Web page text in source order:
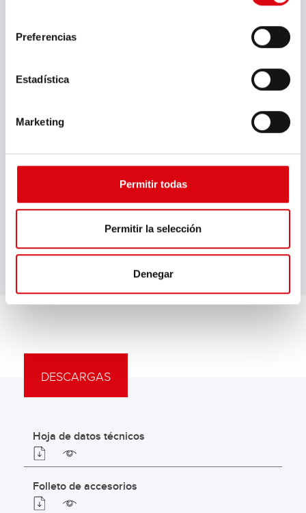
Preferencias
Estadística
Marketing
Permitir todas
Permitir la selección
Denegar
Professional
12
Intervalo de prueba (EN)
Clase de batería
Standard, AGM, EFB, Start/Stop, GEL
DESCARGAS
Hoja de datos técnicos
Folleto de accesorios